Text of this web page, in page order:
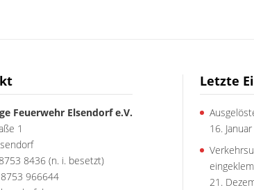
Feuerwehr Elsendorf e.V.
1
8436 (n. i. besetzt)
966644
Letzte
16.
21.